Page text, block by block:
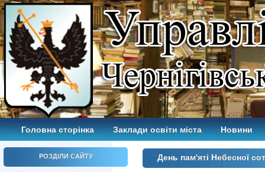
Головна сторінка Заклади освіти міста Новини
РОЗДІЛИ САЙТУ День пам'яті Небесної